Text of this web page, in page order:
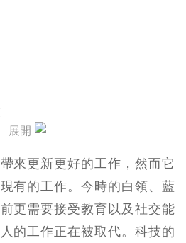
展開
來更新更好的工作，然而它
有的工作。今時的白領、藍
更需要接受教育以及社交能
的工作正在被取代。科技的